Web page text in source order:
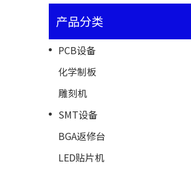
产品分类
PCB设备
化学制板
雕刻机
SMT设备
BGA返修台
LED贴片机